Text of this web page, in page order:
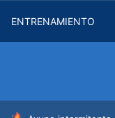
ENTRENAMIENTO